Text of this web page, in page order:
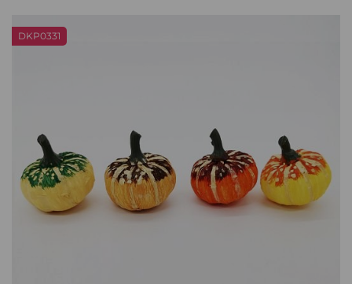
DKP0331